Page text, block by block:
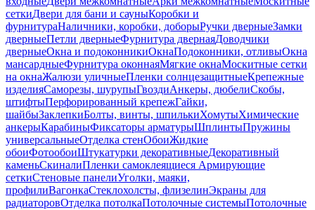
сеткиДвери для бани и сауныКоробки и
фурнитураНаличники, коробки, доборыРучки дверныеЗамки
дверныеПетли дверныеФурнитура двернаяДоводчики
дверныеОкна и подоконникиОкнаПодоконники, отливыОкна
мансардныеФурнитура оконнаяМягкие окнаМоскитные сетки
на окнаЖалюзи уличныеПленки солнцезащитныеКрепежные
изделияСаморезы, шурупыГвоздиАнкеры, дюбелиСкобы,
штифтыПерфорированный крепежГайки,
шайбыЗаклепкиБолты, винты, шпилькиХомутыХимические
анкерыКарабиныФиксаторы арматурыШплинтыПружины
универсальныеОтделка стенОбоиЖидкие
обоиФотообоиШтукатурки декоративныеДекоративный
каменьСкиналиПленки самоклеящиеся Армирующие
сеткиСтеновые панелиУголки, маяки,
профилиВагонкаСтеклохолсты, флизелинЭкраны для
радиаторовОтделка потолкаПотолочные системыПотолочные